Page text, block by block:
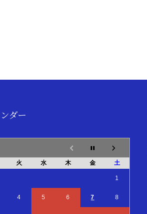
ダー
火 水 木 金 土
1
4 5 6 7 8